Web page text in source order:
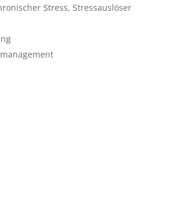
Stress, Stressauslöser